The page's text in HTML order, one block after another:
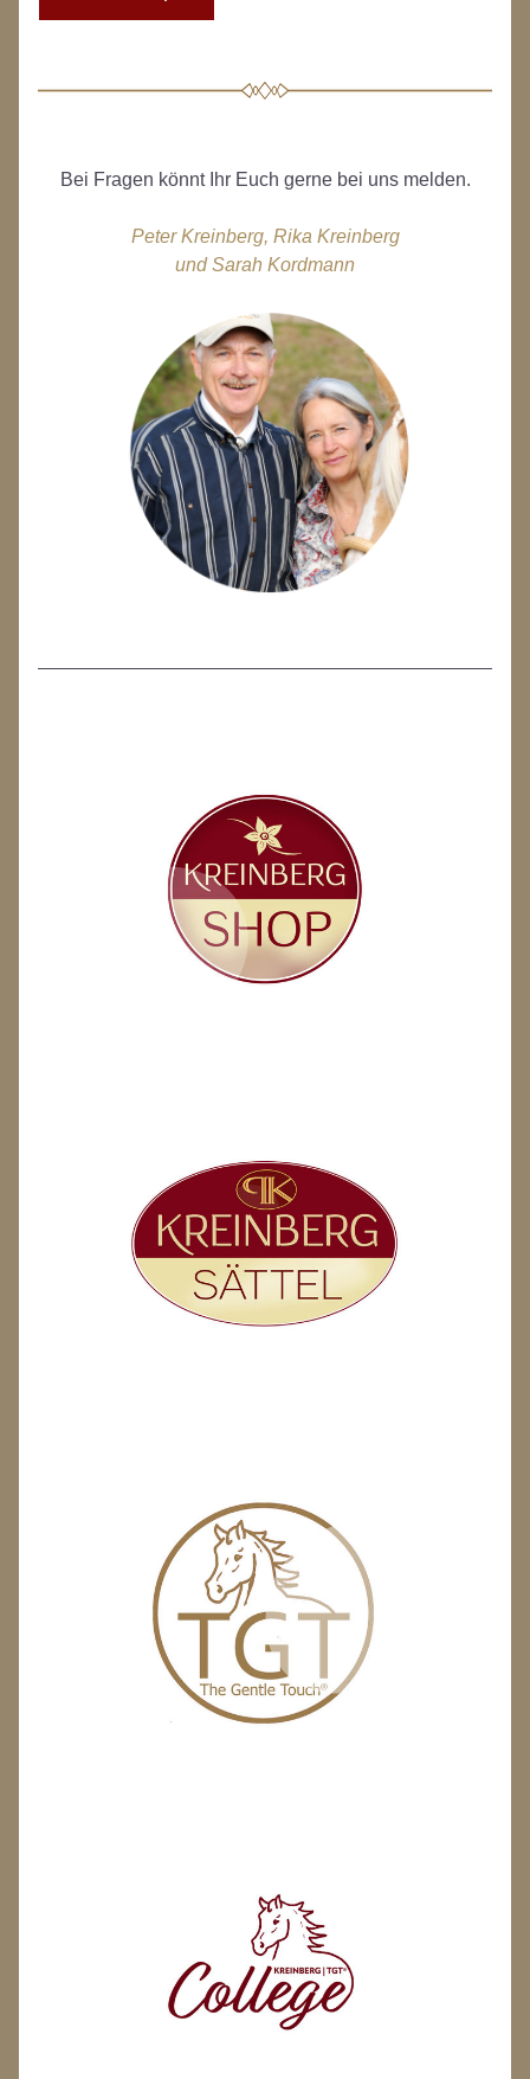
Bei Fragen könnt Ihr Euch gerne bei uns melden.
Peter Kreinberg, Rika Kreinberg
und Sarah Kordmann